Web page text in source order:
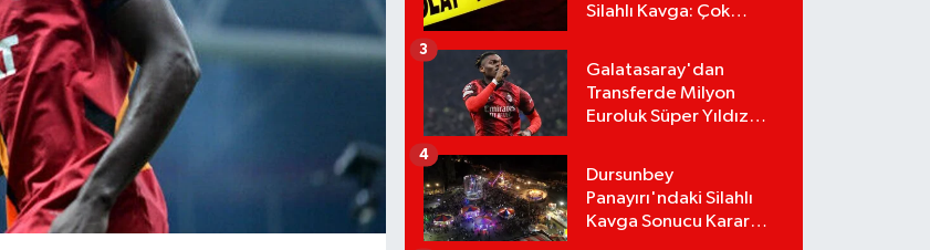
Silahlı Kavga: Çok
Galatasaray'dan
Transferde Milyon
Euroluk Süper Yıldız
İmzalar An Meselesi!
3
Dursunbey
Panayırı'ndaki Silahlı
Kavga Sonucu Karar
4